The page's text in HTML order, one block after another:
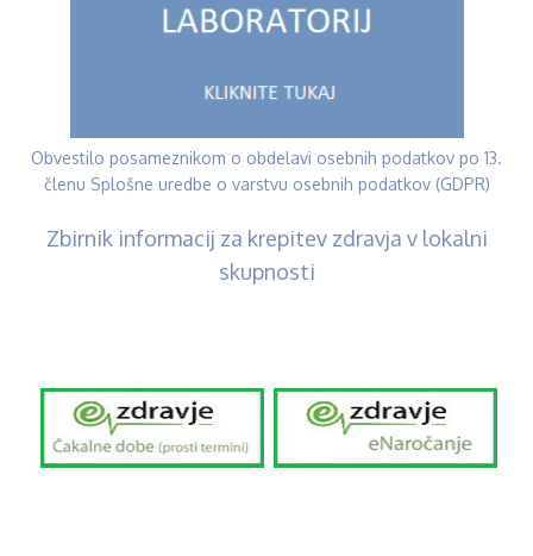
Obvestilo posameznikom o obdelavi osebnih podatkov po 13.
členu Splošne uredbe o varstvu osebnih podatkov (GDPR)
Zbirnik informacij za krepitev zdravja v lokalni
skupnosti